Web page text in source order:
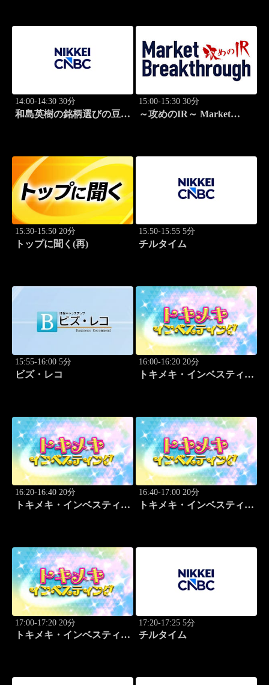
14:00-14:30 30分
和島英樹の銘柄選びの豆知
15:00-15:30 30分
～攻めのIR～ Market
15:30-15:50 20分
トップに聞く(再)
15:50-15:55 5分
チルタイム
15:55-16:00 5分
ビズ・レコ
16:00-16:20 20分
トキメキ・インベスティン
16:20-16:40 20分
トキメキ・インベスティン
16:40-17:00 20分
トキメキ・インベスティン
17:00-17:20 20分
トキメキ・インベスティン
17:20-17:25 5分
チルタイム